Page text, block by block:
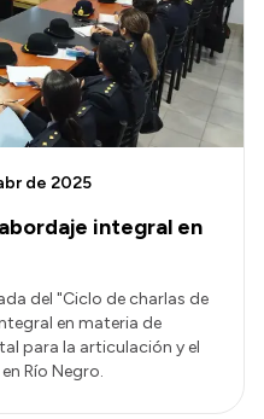
integral en
de 2025
del "Ciclo de charlas de
en materia de
para la articulación y el
Río Negro.